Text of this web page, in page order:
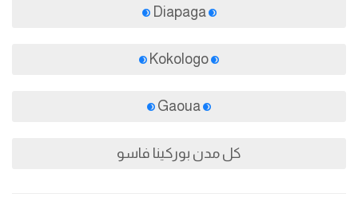
Diapaga
كل مدن بوركينا فاسو